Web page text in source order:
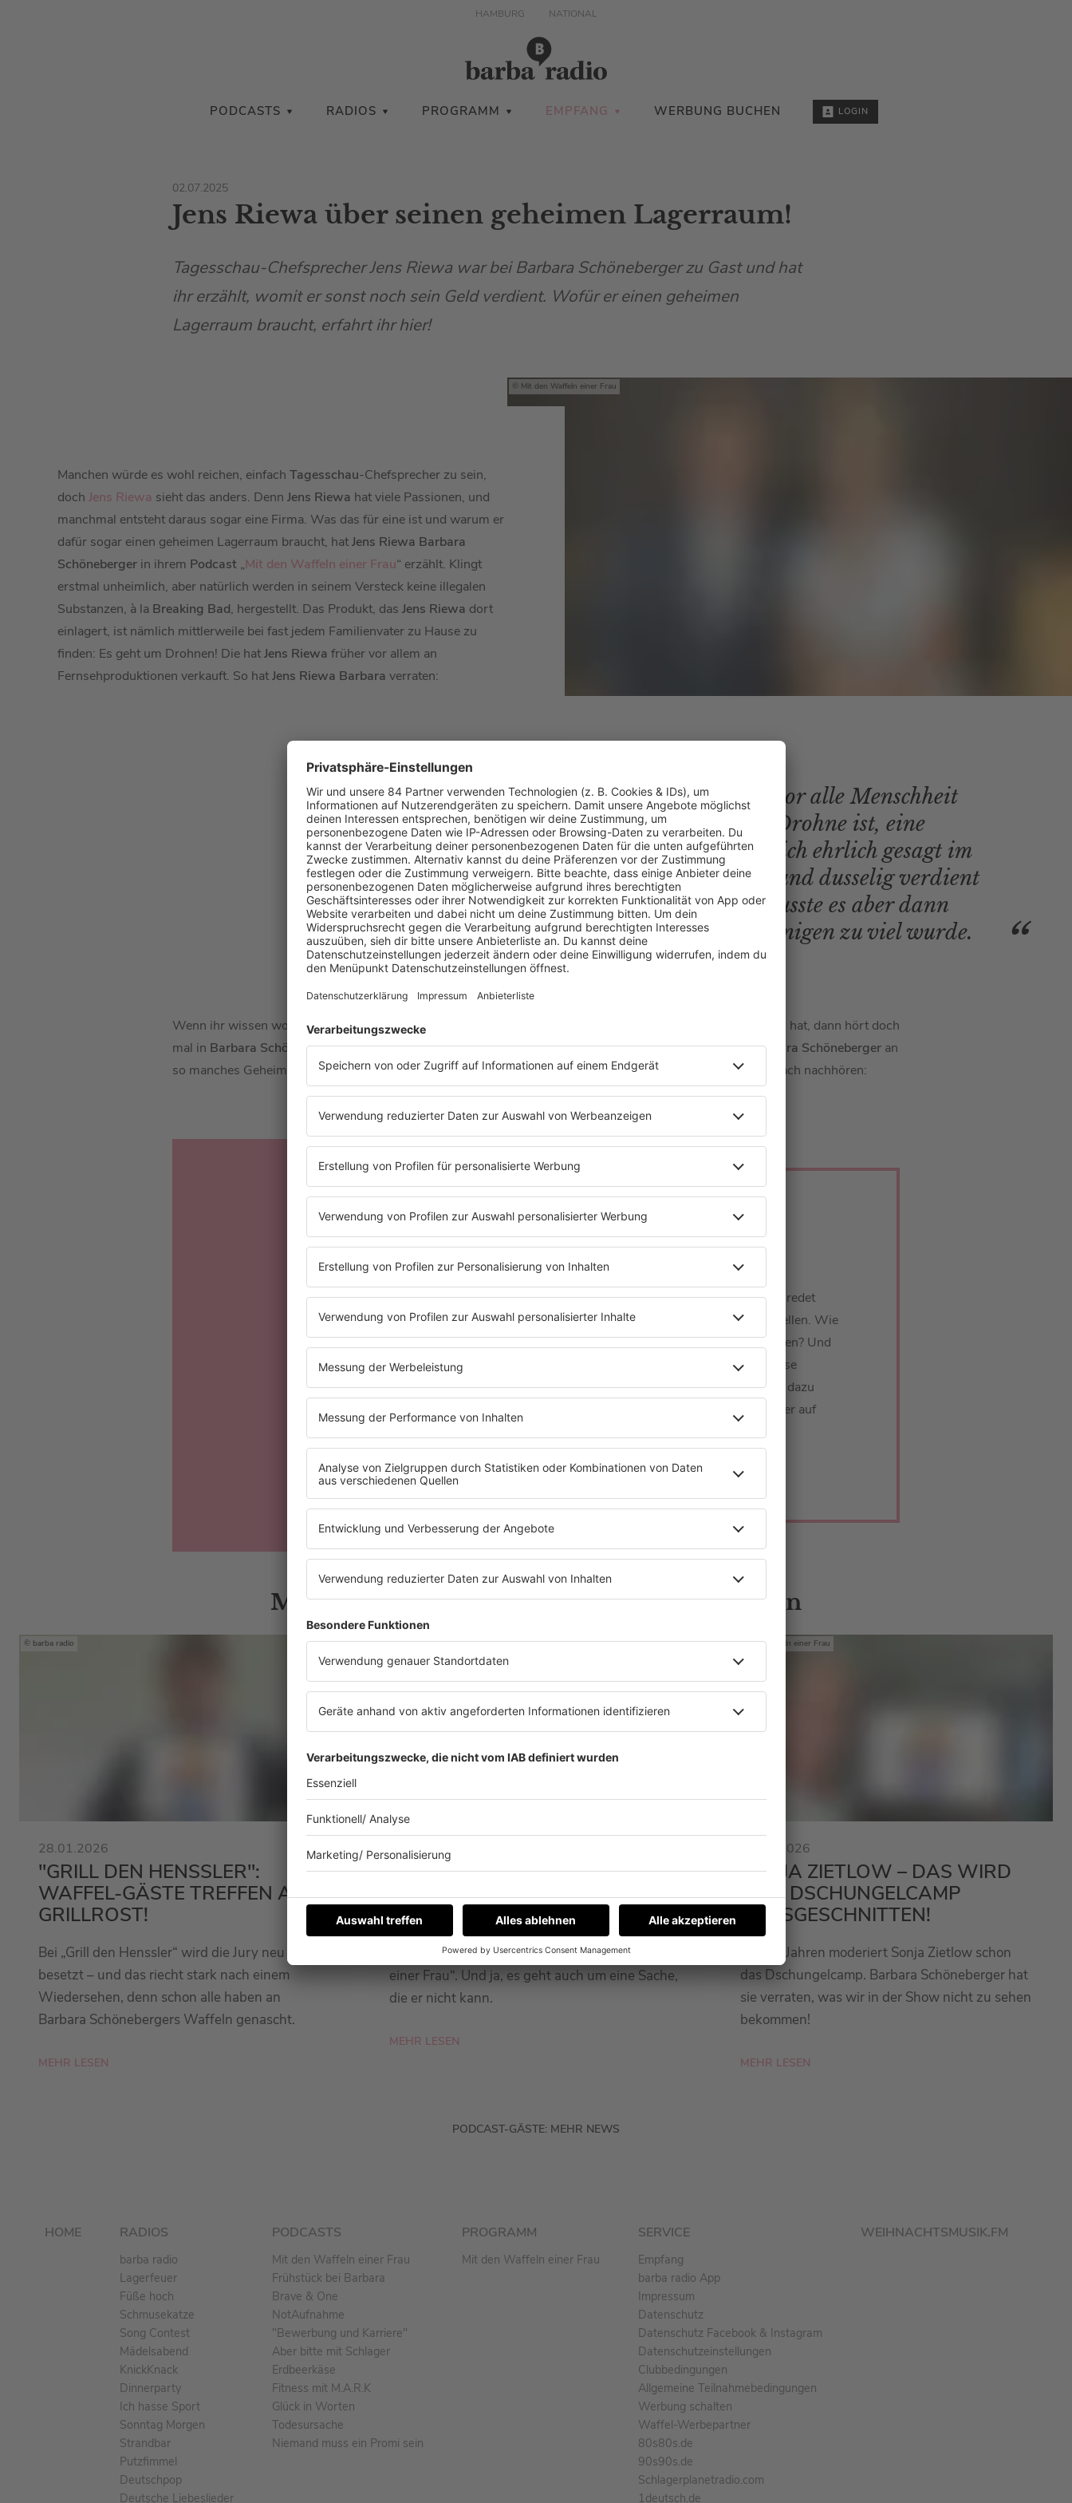
HAMBURG NATIONAL
PODCASTS RADIOS PROGRAMM EMPFANG WERBUNG BUCHEN LOGIN
02.07.2025
Jens Riewa über seinen geheimen Lagerraum!
Tagesschau-Chefsprecher Jens Riewa war bei Barbara Schöneberger zu Gast und hat
ihr erzählt, womit er sonst noch sein Geld verdient. Wofür er einen geheimen
Lagerraum braucht, erfahrt ihr hier!
Mit den Waffeln einer Frau
Manchen würde es wohl reichen, einfach Tagesschau-Chefsprecher zu sein,
doch Jens Riewa sieht das anders. Denn Jens Riewa hat viele Passionen, und
manchmal entsteht daraus sogar eine Firma. Was das für eine ist und warum er
dafür sogar einen geheimen Lagerraum braucht, hatJens Riewa Barbara
Schöneberger in ihrem Podcast „Mit den Waffeln einer Frau“ erzählt. Klingt
erstmal unheimlich, aber natürlich werden in seinem Versteck keine illegalen
Substanzen, à la Breaking Bad, hergestellt. Das Produkt, das Jens Riewa dort
einlagert, ist nämlich mittlerweile bei fast jedem Familienvater zu Hause zu
finden: Es geht um Drohnen! Die hatJens Riewa früher vor allem an
Fernsehproduktionen verkauft. So hatJens Riewa Barbara verraten:
Ich hatte Jahre lang mal, bevor alle Menschheit
überhaupt wusste, was eine Drohne ist, eine
Drohnen-Firma. Ich habe mich ehrlich gesagt im
deutschen Fernsehen dumm und dusselig verdient
mit dieser Drohnenfirma, musste es aber dann
leider sein lassen, weil das einigen zu viel wurde.
JENS RIEWA
Wenn ihr wissen wollt, welche verrückten Nebeneinkünfte
sonst noch hat, dann hört doch
mal in Barbara Schönebergers Podcast„Mit den Waffeln einer Frau“ mitJens Riewarein. Dort konnteBarbara Schöneberger an
so manches Geheimnis vonJens Riewa kommen. Hier könnt ihr die Podcast-Folge mit ganz einfach nachhören:
Folge 292 | 17.06.2024 | 54:13
JENS RIEWA
Der einzige Gast, der sich selbst vorstellt: Jens Riewa redet
über dänische Vanillesoße, Pyramiden und die Seychellen. Wie
kam er eigentlich dazu, eine Drohnen-Firma zu gründen? Und
wie würde seine Grabstelle als Pharao aussehen? Diese
wichtigen Fragen beantwortet Jens Riewa und erklärt dazu
noch, wieso er kein Buch schreiben will - auch wenn er auf
Mehr News zu Barbara Schönebergers Gästen
barba radio
28.01.2026
"GRILL DEN HENSSLER":
WAFFEL-GÄSTE TREFFEN AUF
GRILLROST!
Bei „Grill den Henssler“ wird die Jury neu
besetzt – und das riecht stark nach einem
Wiedersehen, denn schon alle haben an
Barbara Schönebergers Waffeln genascht.
MEHR LESEN
Mit den Waffeln einer Frau
26.01.2026
WAS KANN FYNN KLIEMANN
EIGENTLICH NICHT?
Fynn Kliemann war zu Gast bei Barbara
Schöneberger im Podcast „Mit den Waffeln
einer Frau“. Und ja, es geht auch um eine Sache,
die er nicht kann.
MEHR LESEN
Mit den Waffeln einer Frau
23.01.2026
SONJA ZIETLOW – DAS WIRD
BEIM DSCHUNGELCAMP
RAUSGESCHNITTEN!
Seit 20 Jahren moderiert Sonja Zietlow schon
das Dschungelcamp. Barbara Schöneberger hat
sie verraten, was wir in der Show nicht zu sehen
bekommen!
MEHR LESEN
PODCAST-GÄSTE: MEHR NEWS
HOME RADIOS
barba radio
Lagerfeuer
Füße hoch
Schmusekatze
Song Contest
Mädelsabend
KnickKnack
Dinnerparty
Ich hasse Sport
Sonntag Morgen
Strandbar
Putzfimmel
Deutschpop
Deutsche Liebeslieder
PODCASTS
Mit den Waffeln einer Frau
Frühstück bei Barbara
Brave & One
NotAufnahme
"Bewerbung und Karriere"
Aber bitte mit Schlager
Erdbeerkäse
Fitness mit M.A.R.K
Glück in Worten
Todesursache
Niemand muss ein Promi sein
PROGRAMM
Mit den Waffeln einer Frau
SERVICE
Empfang
barba radio App
Impressum
Datenschutz
Datenschutz Facebook & Instagram
Datenschutzeinstellungen
Clubbedingungen
Allgemeine Teilnahmebedingungen
Werbung schalten
Waffel-Werbepartner
80s80s.de
90s90s.de
Schlagerplanetradio.com
1deutsch.de
WEIHNACHTSMUSIK.FM